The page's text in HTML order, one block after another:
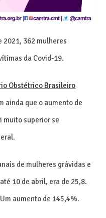
2021, 362 mulheres
da Covid-19.
Obstétrico Brasileiro
ainda que o aumento de
muito superior se
de mulheres grávidas e
10 de abril, era de 25,8.
aumento de 145,4%.